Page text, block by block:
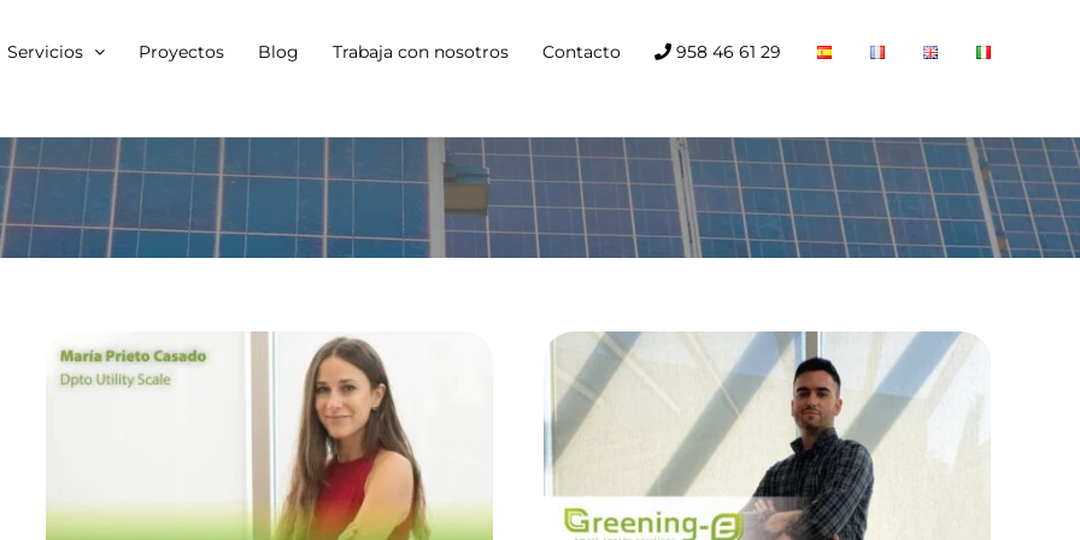
Servicios Proyectos Blog Trabaja con nosotros Contacto 958 46 61 29
Hidrógeno verde y
fotovoltaica, el
potencial de su
Investigación
proyectos
relacionados con el